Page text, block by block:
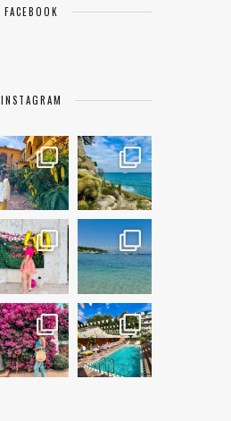
FACEBOOK
INSTAGRAM